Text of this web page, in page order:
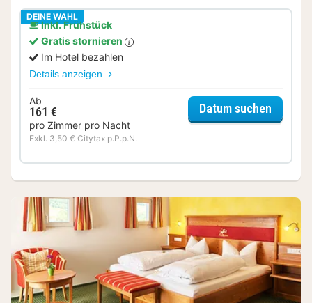
DEINE WAHL
Inkl. Frühstück
Gratis stornieren
Im Hotel bezahlen
Details anzeigen
Ab
161 €
pro Zimmer pro Nacht
Exkl. 3,50 € Citytax p.P.p.N.
Datum suchen